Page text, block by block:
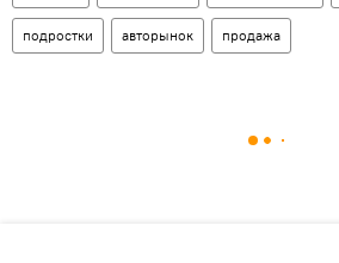
подростки авторынок продажа